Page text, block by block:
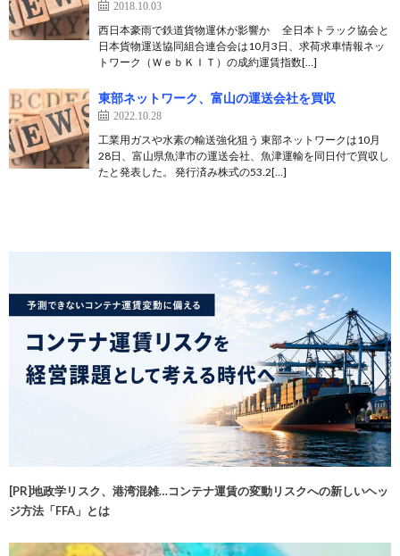
2018.10.03
西日本豪雨で鉄道貨物運休が影響か 全日本トラック協会と
日本貨物運送協同組合連合会は10月3日、求荷求車情報ネッ
トワーク（ＷｅｂＫＩＴ）の成約運賃指数[…]
東部ネットワーク、富山の運送会社を買収
2022.10.28
工業用ガスや水素の輸送強化狙う 東部ネットワークは10月
28日、富山県魚津市の運送会社、魚津運輸を同日付で買収し
たと発表した。 発行済み株式の53.2[…]
[PR]地政学リスク、港湾混雑…コンテナ運賃の変動リスクへの新しいヘッ
ジ方法「FFA」とは